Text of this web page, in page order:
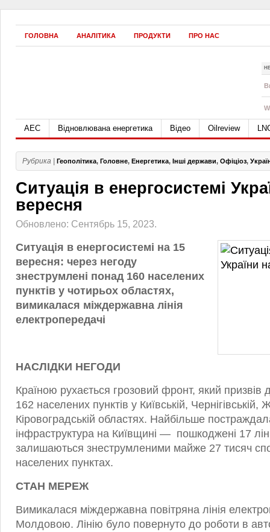
ГОЛОВНА АНАЛІТИКА ПРОДУКТИ ПРО НАС
АЕС Відновлювана енергетика Відео Oilreview
Рубрика | Геополітика, Головне, Енергетика, Інші держави, Офіціоз,
Ситуація в енергосистемі
вересня
Обновлено: Сентябрь 15, 2023.
Ситуація в енергосистемі на 15
вересня: через негоду
знеструмлені понад 160 населених
пунктів у чотирьох областях,
вимикалася міждержавна лінія
електропередачі
НАСЛІДКИ НЕГОДИ
Країною рухається грозовий фронт, який призвів
162 населених пунктів у Київській, Чернігівській,
Кіровоградській областях. Найбільше
інфраструктура на Київщині — пошкоджені 17
залишаються знеструмленими майже 27 тисяч
населених пунктах.
СТАН МЕРЕЖ
Вимикалася міждержавна повітряна лінія
Молдовою. Лінію було повернуто до роботи в